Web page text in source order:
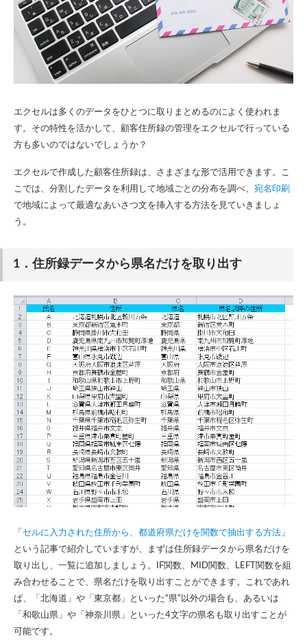
エクセルは多くのデータをひとつに取りまとめるのによく使われま
す。その特性を活かして、顧客住所録の管理をエクセルで行っている
方も多いのではないでしょうか？
エクセルで作成した顧客住所録は、さまざまな形で活用できます。こ
こでは、分割したデータを利用して地域ごとの分布を調べ、 宛名印刷
で地域によって最適なあいさつ文を挿入する方法を見ていきましょ
う。
1．住所録データから県名だけを取り出す
「 セルに入力された住所から、都道府県だけを関数で抽出する方法 」
という記事で紹介していますが、まずは住所録データから県名だけを
取り出し、一覧に追加しましょう。IF関数、MID関数、LEFT関数を組
み合わせることで、県名だけを取り出すことができます。これであれ
ば、「北海道」や「東京都」といった“県”以外の場合も、あるいは
「和歌山県」や「神奈川県」といった4文字の県名も取り出すことが
可能です。